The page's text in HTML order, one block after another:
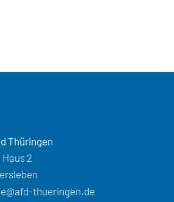
Thüringen
2
thueringen.de